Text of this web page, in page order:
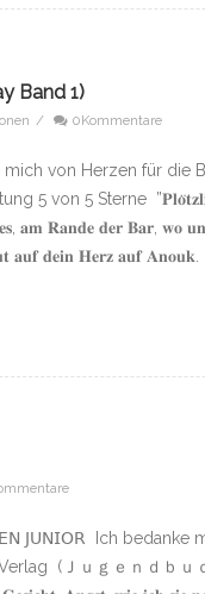
Band 1)
/ 0Kommentare
von Herzen für die
5 von 5 Sterne
𝐚𝐦 𝐑𝐚𝐧𝐝𝐞 𝐝𝐞𝐫 𝐁𝐚𝐫, 𝐰𝐨 𝐮𝐧𝐬
𝐚𝐮𝐟 𝐝𝐞𝐢𝐧 𝐇𝐞𝐫𝐳 𝐚𝐮𝐟 𝐀𝐧𝐨𝐮𝐤.
Ich bedanke
(Ｊｕｇｅｎｄｂｕ